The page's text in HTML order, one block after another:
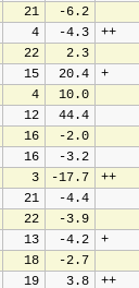
  21
-6.2
   4
-4.3
++
  22
  2.3
  15
20.4
+
   4
10.0
  12
44.4
  16
-2.0
  16
-3.2
   3
-17.7
++
  21
-4.4
  22
-3.9
  13
-4.2
+
  18
-2.7
  19
  3.8
++